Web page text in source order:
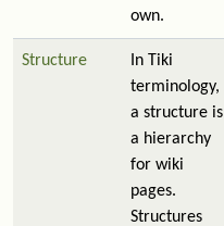
own.
Structure
In Tiki
terminology,
a structure is
a hierarchy
for wiki
pages.
Structures